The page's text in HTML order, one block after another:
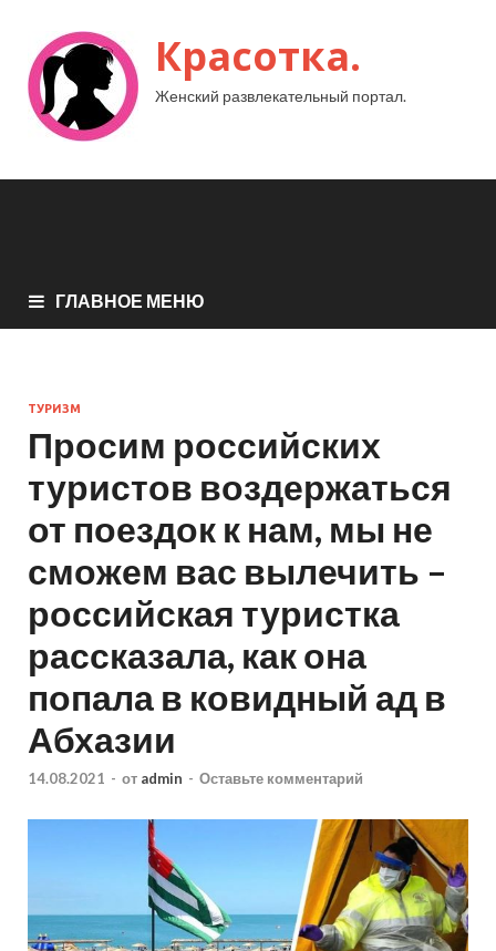
Красотка.
Женский развлекательный портал.
ГЛАВНОЕ МЕНЮ
ТУРИЗМ
Просим российских
туристов воздержаться
от поездок к нам, мы не
сможем вас вылечить –
российская туристка
рассказала, как она
попала в ковидный ад в
Абхазии
14.08.2021 - от admin - Оставьте комментарий